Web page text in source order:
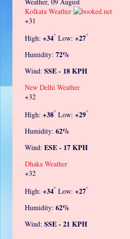
Kolkata Weather
+31
High: +34° Low: +27°
Humidity: 72%
Wind: SSE - 18 KPH
New Delhi Weather
+32
High: +38° Low: +29°
Humidity: 62%
Wind: ESE - 17 KPH
Dhaka Weather
+32
High: +34° Low: +27°
Humidity: 62%
Wind: SSE - 21 KPH